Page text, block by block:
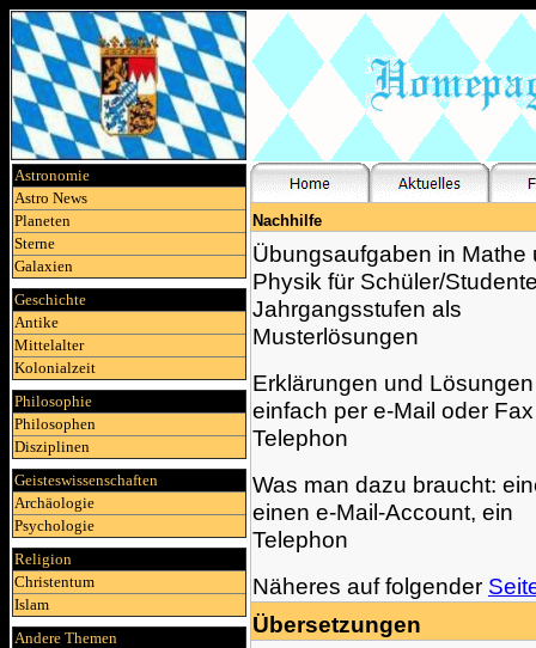
Astronomie
Astro News
Planeten
Sterne
Galaxien
Geschichte
Antike
Mittelalter
Kolonialzeit
Philosophie
Philosophen
Disziplinen
Geisteswissenschaften
Archäologie
Psychologie
Religion
Christentum
Islam
Andere Themen
Nachhilfe
Übungsaufgaben in Mathe
Physik für Schüler/
Jahrgangsstufen als
Musterlösungen
Erklärungen und Lösungen
einfach per e-Mail oder
Telephon
Was man dazu braucht:
einen e-Mail-Account, ein
Telephon
Näheres auf folgender
Übersetzungen